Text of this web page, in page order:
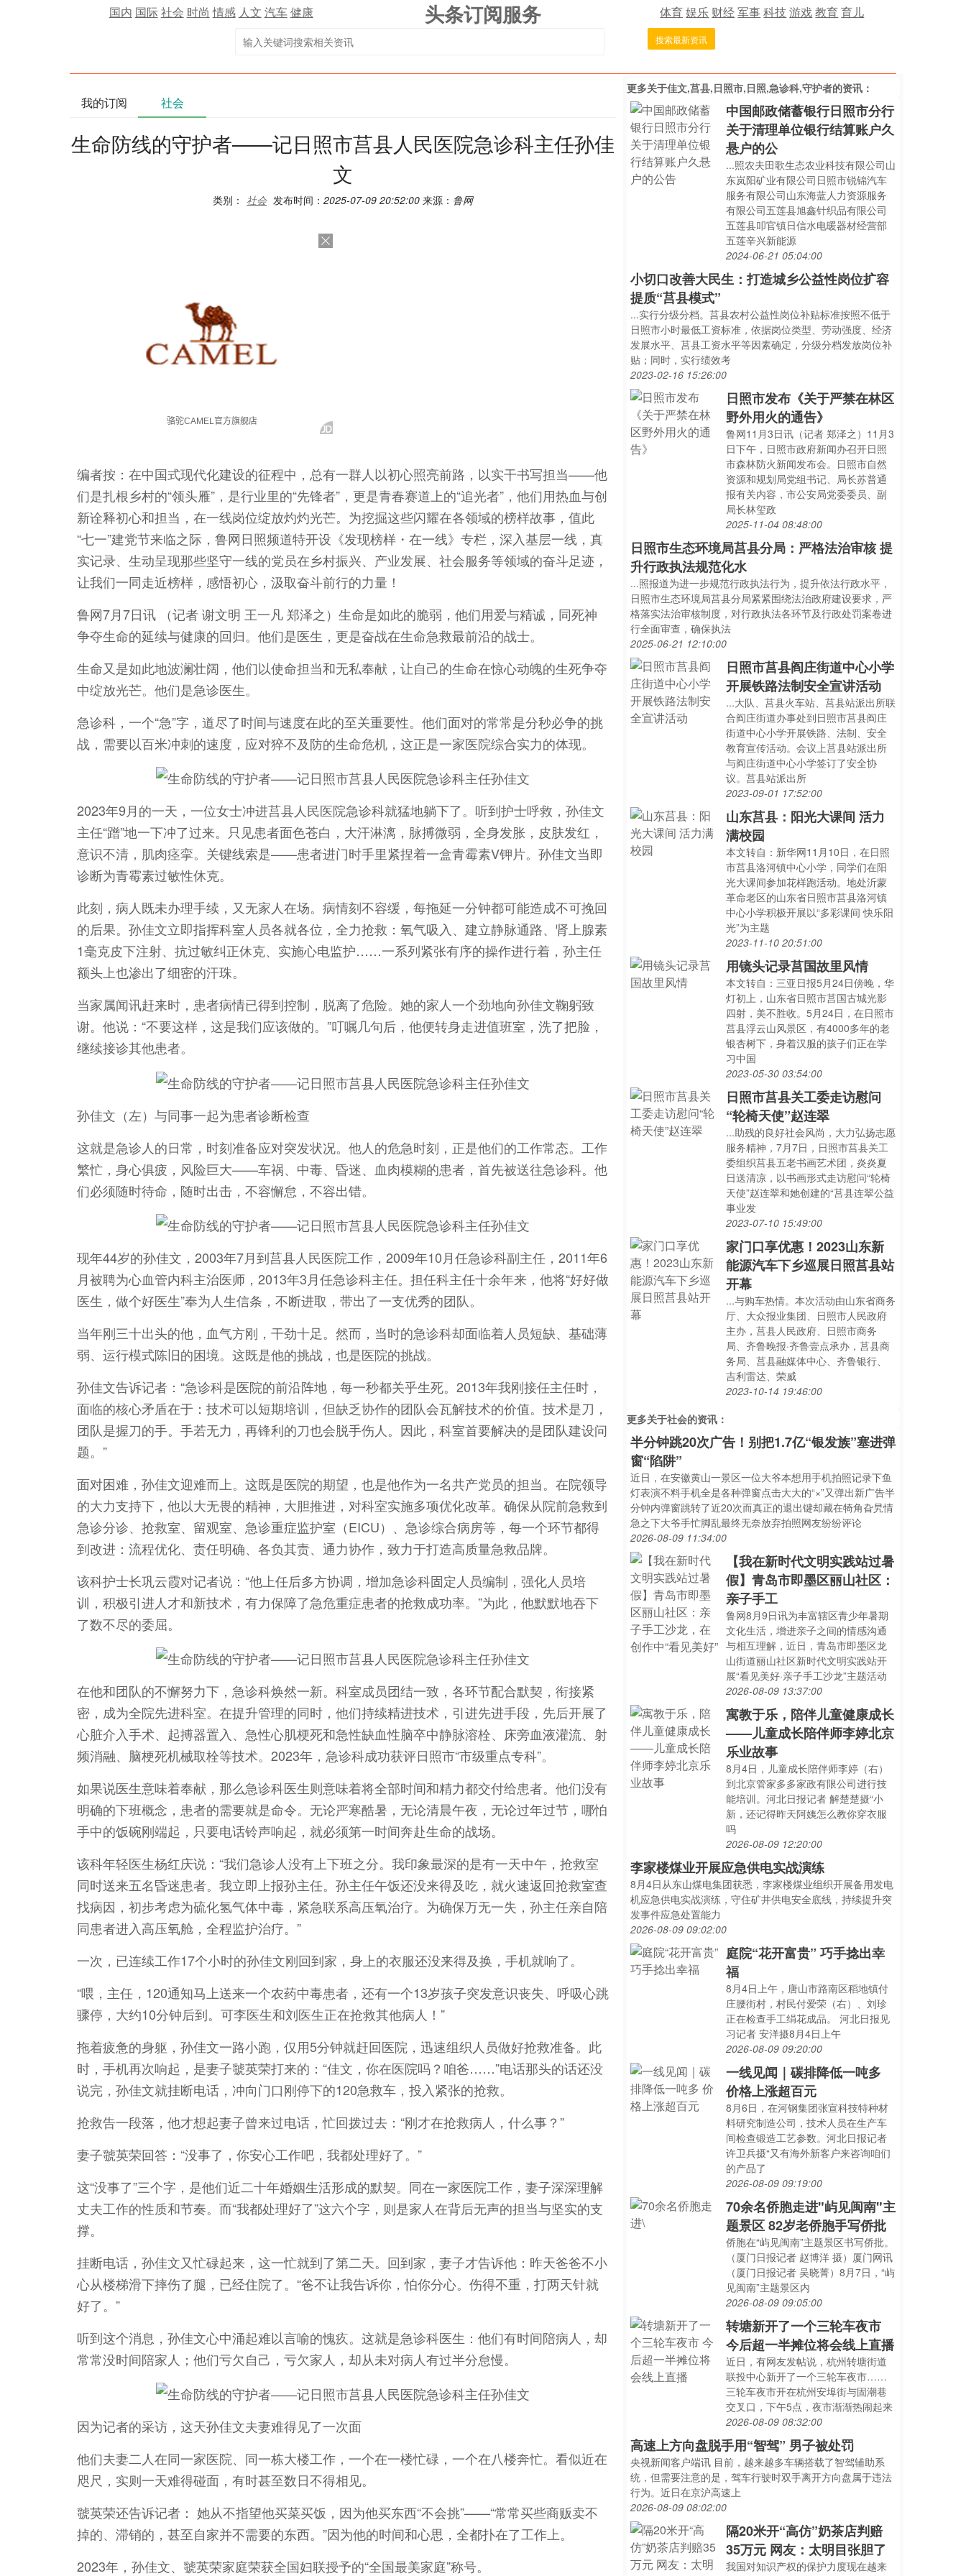
国内 国际社会 时尚 情感 人文 汽车健康 头条订阅服务 体育娱乐 财经军事科技游戏教育育儿
搜索最新资讯
我的订阅 社会
生命防线的守护者——记日照市莒县人民医院急诊科主任孙佳
文
类别： 社会 发布时间： 2025-07-09 20:52:00 来源： 鲁网
编者按：在中国式现代化建设的征程中，总有一群人以初心照亮前路，以实干书写担当——他
们是扎根乡村的“领头雁”，是行业里的“先锋者”，更是青春赛道上的“追光者”，他们用热血与创
新诠释初心和担当，在一线岗位绽放灼灼光芒。为挖掘这些闪耀在各领域的榜样故事，值此
“七一”建党节来临之际，鲁网日照频道特开设《发现榜样・在一线》专栏，深入基层一线，真
实记录、生动呈现那些坚守一线的党员在乡村振兴、产业发展、社会服务等领域的奋斗足迹，
让我们一同走近榜样，感悟初心，汲取奋斗前行的力量！
鲁网7月7日讯 （记者 谢文明 王一凡 郑泽之）生命是如此的脆弱，他们用爱与精诚，同死神
争夺生命的延续与健康的回归。他们是医生，更是奋战在生命急救最前沿的战士。
生命又是如此地波澜壮阔，他们以使命担当和无私奉献，让自己的生命在惊心动魄的生死争夺
中绽放光芒。他们是急诊医生。
急诊科，一个“急”字，道尽了时间与速度在此的至关重要性。他们面对的常常是分秒必争的挑
战，需要以百米冲刺的速度，应对猝不及防的生命危机，这正是一家医院综合实力的体现。
2023年9月的一天，一位女士冲进莒县人民医院急诊科就猛地躺下了。听到护士呼救，孙佳文
主任“蹭”地一下冲了过来。只见患者面色苍白，大汗淋漓，脉搏微弱，全身发胀，皮肤发红，
意识不清，肌肉痉挛。关键线索是——患者进门时手里紧捏着一盒青霉素V钾片。孙佳文当即
诊断为青霉素过敏性休克。
此刻，病人既未办理手续，又无家人在场。病情刻不容缓，每拖延一分钟都可能造成不可挽回
的后果。孙佳文立即指挥科室人员各就各位，全力抢救：氧气吸入、建立静脉通路、肾上腺素
1毫克皮下注射、抗过敏纠正休克、实施心电监护……一系列紧张有序的操作进行着，孙主任
额头上也渗出了细密的汗珠。
当家属闻讯赶来时，患者病情已得到控制，脱离了危险。她的家人一个劲地向孙佳文鞠躬致
谢。他说：“不要这样，这是我们应该做的。”叮嘱几句后，他便转身走进值班室，洗了把脸，
继续接诊其他患者。
孙佳文（左）与同事一起为患者诊断检查
这就是急诊人的日常，时刻准备应对突发状况。他人的危急时刻，正是他们的工作常态。工作
繁忙，身心俱疲，风险巨大——车祸、中毒、昏迷、血肉模糊的患者，首先被送往急诊科。他
们必须随时待命，随时出击，不容懈怠，不容出错。
现年44岁的孙佳文，2003年7月到莒县人民医院工作，2009年10月任急诊科副主任，2011年6
月被聘为心血管内科主治医师，2013年3月任急诊科主任。担任科主任十余年来，他将“好好做
医生，做个好医生”奉为人生信条，不断进取，带出了一支优秀的团队。
当年刚三十出头的他，血气方刚，干劲十足。然而，当时的急诊科却面临着人员短缺、基础薄
弱、运行模式陈旧的困境。这既是他的挑战，也是医院的挑战。
孙佳文告诉记者：“急诊科是医院的前沿阵地，每一秒都关乎生死。2013年我刚接任主任时，
面临的核心矛盾在于：技术可以短期培训，但缺乏协作的团队会瓦解技术的价值。技术是刀，
团队是握刀的手。手若无力，再锋利的刀也会脱手伤人。因此，科室首要解决的是团队建设问
题。”
面对困难，孙佳文迎难而上。这既是医院的期望，也是他作为一名共产党员的担当。在院领导
的大力支持下，他以大无畏的精神，大胆推进，对科室实施多项优化改革。确保从院前急救到
急诊分诊、抢救室、留观室、急诊重症监护室（EICU）、急诊综合病房等，每一个环节都得
到改进：流程优化、责任明确、各负其责、通力协作，致力于打造高质量急救品牌。
该科护士长巩云霞对记者说：“他上任后多方协调，增加急诊科固定人员编制，强化人员培
训，积极引进人才和新技术，有力保障了急危重症患者的抢救成功率。”为此，他默默地吞下
了数不尽的委屈。
在他和团队的不懈努力下，急诊科焕然一新。科室成员团结一致，各环节配合默契，衔接紧
密，成为全院先进科室。在提升管理的同时，他们持续精进技术，引进先进手段，先后开展了
心脏介入手术、起搏器置入、急性心肌梗死和急性缺血性脑卒中静脉溶栓、床旁血液灌流、射
频消融、脑梗死机械取栓等技术。2023年，急诊科成功获评日照市“市级重点专科”。
如果说医生意味着奉献，那么急诊科医生则意味着将全部时间和精力都交付给患者。他们没有
明确的下班概念，患者的需要就是命令。无论严寒酷暑，无论清晨午夜，无论过年过节，哪怕
手中的饭碗刚端起，只要电话铃声响起，就必须第一时间奔赴生命的战场。
该科年轻医生杨红庆说：“我们急诊人没有上下班之分。我印象最深的是有一天中午，抢救室
同时送来五名昏迷患者。我立即上报孙主任。孙主任午饭还没来得及吃，就火速返回抢救室查
找病因，初步考虑为硫化氢气体中毒，紧急联系高压氧治疗。为确保万无一失，孙主任亲自陪
同患者进入高压氧舱，全程监护治疗。”
一次，已连续工作17个小时的孙佳文刚回到家，身上的衣服还没来得及换，手机就响了。
“喂，主任，120通知马上送来一个农药中毒患者，还有一个13岁孩子突发意识丧失、呼吸心跳
骤停，大约10分钟后到。可李医生和刘医生正在抢救其他病人！”
拖着疲惫的身躯，孙佳文一路小跑，仅用5分钟就赶回医院，迅速组织人员做好抢救准备。此
时，手机再次响起，是妻子虢英荣打来的：“佳文，你在医院吗？咱爸……”电话那头的话还没
说完，孙佳文就挂断电话，冲向门口刚停下的120急救车，投入紧张的抢救。
抢救告一段落，他才想起妻子曾来过电话，忙回拨过去：“刚才在抢救病人，什么事？”
妻子虢英荣回答：“没事了，你安心工作吧，我都处理好了。”
这“没事了”三个字，是他们近二十年婚姻生活形成的默契。同在一家医院工作，妻子深深理解
丈夫工作的性质和节奏。而“我都处理好了”这六个字，则是家人在背后无声的担当与坚实的支
撑。
挂断电话，孙佳文又忙碌起来，这一忙就到了第二天。回到家，妻子才告诉他：昨天爸爸不小
心从楼梯滑下摔伤了腿，已经住院了。“爸不让我告诉你，怕你分心。伤得不重，打两天针就
好了。”
听到这个消息，孙佳文心中涌起难以言喻的愧疚。这就是急诊科医生：他们有时间陪病人，却
常常没时间陪家人；他们亏欠自己，亏欠家人，却从未对病人有过半分怠慢。
因为记者的采访，这天孙佳文夫妻难得见了一次面
他们夫妻二人在同一家医院、同一栋大楼工作，一个在一楼忙碌，一个在八楼奔忙。看似近在
咫尺，实则一天难得碰面，有时甚至数日不得相见。
虢英荣还告诉记者： 她从不指望他买菜买饭，因为他买东西“不会挑”——“常常买些商贩卖不
掉的、滞销的，甚至自家并不需要的东西。”因为他的时间和心思，全都扑在了工作上。
2023年，孙佳文、虢英荣家庭荣获全国妇联授予的“全国最美家庭”称号。
更多关于佳文,莒县,日照市,日照,急诊科,守护者的资讯：
中国邮政储蓄银行日照市分行
关于清理单位银行结算账户久
悬户的公
...照农夫田歌生态农业科技有限公司山
东岚阳矿业有限公司日照市锐锦汽车
服务有限公司山东海蓝人力资源服务
有限公司五莲县旭鑫针织品有限公司
五莲县叩官镇日信水电暖器材经营部
五莲辛兴新能源
2024-06-21 05:04:00
小切口改善大民生：打造城乡公益性岗位扩容
提质“莒县模式”
...实行分级分档。莒县农村公益性岗位补贴标准按照不低于
日照市小时最低工资标准，依据岗位类型、劳动强度、经济
发展水平、莒县工资水平等因素确定，分级分档发放岗位补
贴；同时，实行绩效考
2023-02-16 15:26:00
日照市发布《关于严禁在林区
野外用火的通告》
鲁网11月3日讯（记者 郑泽之）11月3
日下午，日照市政府新闻办召开日照
市森林防火新闻发布会。日照市自然
资源和规划局党组书记、局长苏普通
报有关内容，市公安局党委委员、副
局长林玺政
2025-11-04 08:48:00
日照市生态环境局莒县分局：严格法治审核 提
升行政执法规范化水
...照报道为进一步规范行政执法行为，提升依法行政水平，
日照市生态环境局莒县分局紧紧围绕法治政府建设要求，严
格落实法治审核制度，对行政执法各环节及行政处罚案卷进
行全面审查，确保执法
2025-06-21 12:10:00
日照市莒县阎庄街道中心小学
开展铁路法制安全宣讲活动
...大队、莒县火车站、莒县站派出所联
合阎庄街道办事处到日照市莒县阎庄
街道中心小学开展铁路、法制、安全
教育宣传活动。会议上莒县站派出所
与阎庄街道中心小学签订了安全协
议。莒县站派出所
2023-09-01 17:52:00
山东莒县：阳光大课间 活力
满校园
本文转自：新华网11月10日，在日照
市莒县洛河镇中心小学，同学们在阳
光大课间参加花样跑活动。地处沂蒙
革命老区的山东省日照市莒县洛河镇
中心小学积极开展以“多彩课间 快乐阳
光”为主题
2023-11-10 20:51:00
用镜头记录莒国故里风情
本文转自：三亚日报5月24日傍晚，华
灯初上，山东省日照市莒国古城光影
四射，美不胜收。5月24日，在日照市
莒县浮云山风景区，有4000多年的老
银杏树下，身着汉服的孩子们正在学
习中国
2023-05-30 03:54:00
日照市莒县关工委走访慰问
“轮椅天使”赵连翠
...助残的良好社会风尚，大力弘扬志愿
服务精神，7月7日，日照市莒县关工
委组织莒县五老书画艺术团，炎炎夏
日送清凉，以书画形式走访慰问“轮椅
天使”赵连翠和她创建的“莒县连翠公益
事业发
2023-07-10 15:49:00
家门口享优惠！2023山东新
能源汽车下乡巡展日照莒县站
开幕
...与购车热情。本次活动由山东省商务
厅、大众报业集团、日照市人民政府
主办，莒县人民政府、日照市商务
局、齐鲁晚报·齐鲁壹点承办，莒县商
务局、莒县融媒体中心、齐鲁银行、
吉利雷达、荣威
2023-10-14 19:46:00
更多关于社会的资讯：
半分钟跳20次广告！别把1.7亿“银发族”塞进弹
窗“陷阱”
近日，在安徽黄山一景区一位大爷本想用手机拍照记录下鱼
灯表演不料手机全是各种弹窗点击大大的“×”又弹出新广告半
分钟内弹窗跳转了近20次而真正的退出键却藏在犄角旮旯情
急之下大爷手忙脚乱最终无奈放弃拍照网友纷纷评论
2026-08-09 11:34:00
【我在新时代文明实践站过暑
假】青岛市即墨区丽山社区：
亲子手工
鲁网8月9日讯为丰富辖区青少年暑期
文化生活，增进亲子之间的情感沟通
与相互理解，近日，青岛市即墨区龙
山街道丽山社区新时代文明实践站开
展“看见美好·亲子手工沙龙”主题活动
2026-08-09 13:37:00
寓教于乐，陪伴儿童健康成长
——儿童成长陪伴师李婷北京
乐业故事
8月4日，儿童成长陪伴师李婷（右）
到北京管家多多家政有限公司进行技
能培训。河北日报记者 解楚楚摄“小
新，还记得昨天阿姨怎么教你穿衣服
吗
2026-08-09 12:20:00
李家楼煤业开展应急供电实战演练
8月4日从东山煤电集团获悉，李家楼煤业组织开展备用发电
机应急供电实战演练，守住矿井供电安全底线，持续提升突
发事件应急处置能力
2026-08-09 09:02:00
庭院“花开富贵” 巧手捻出幸
福
8月4日上午，唐山市路南区稻地镇付
庄腰街村，村民付爱荣（右）、刘珍
正在检查手工绢花成品。 河北日报见
习记者 安洋摄8月4日上午
2026-08-09 09:20:00
一线见闻｜碳排降低一吨多
价格上涨超百元
8月6日，在河钢集团张宣科技特种材
料研究制造公司，技术人员在生产车
间检查锻造工艺参数。河北日报记者
许卫兵摄“又有海外新客户来咨询咱们
的产品了
2026-08-09 09:19:00
70余名侨胞走进"屿见闽南"主
题景区 82岁老侨胞手写侨批
侨胞在“屿见闽南”主题景区书写侨批。
（厦门日报记者 赵博洋 摄）厦门网讯
（厦门日报记者 吴晓菁）8月7日，“屿
见闽南”主题景区内
2026-08-09 09:05:00
转塘新开了一个三轮车夜市
今后超一半摊位将会线上直播
近日，有网友发帖说，杭州转塘街道
联投中心新开了一个三轮车夜市……
三轮车夜市开在杭州安埠街与固潮巷
交叉口，下午5点，夜市渐渐热闹起来
2026-08-09 08:32:00
高速上方向盘脱手用“智驾” 男子被处罚
央视新闻客户端讯 目前，越来越多车辆搭载了智驾辅助系
统，但需要注意的是，驾车行驶时双手离开方向盘属于违法
行为。近日在京沪高速上
2026-08-09 08:02:00
隔20米开“高仿”奶茶店判赔
35万元 网友：太明目张胆了
我国对知识产权的保护力度现在越来